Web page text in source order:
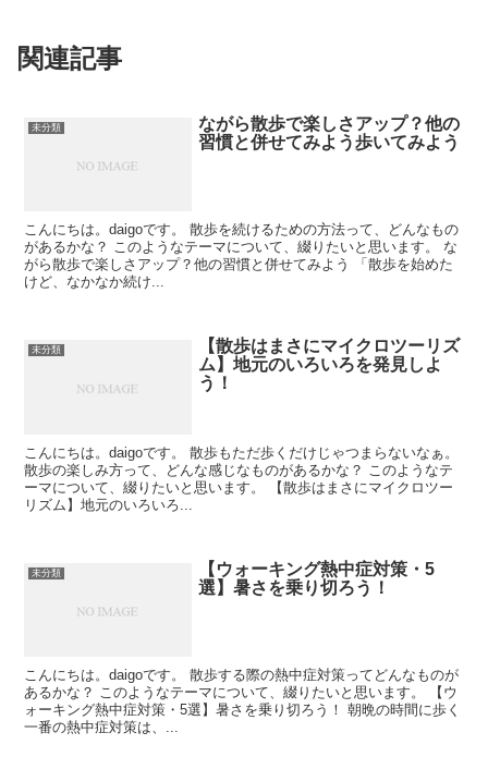
関連記事
未分類
ながら散歩で楽しさアップ？他の
習慣と併せてみよう歩いてみよう
こんにちは。daigoです。 散歩を続けるための方法って、どんなもの
があるかな？ このようなテーマについて、綴りたいと思います。 な
がら散歩で楽しさアップ？他の習慣と併せてみよう 「散歩を始めた
けど、なかなか続け...
未分類
【散歩はまさにマイクロツーリズ
ム】地元のいろいろを発見しよ
う！
こんにちは。daigoです。 散歩もただ歩くだけじゃつまらないなぁ。
散歩の楽しみ方って、どんな感じなものがあるかな？ このようなテ
ーマについて、綴りたいと思います。 【散歩はまさにマイクロツー
リズム】地元のいろいろ...
未分類
【ウォーキング熱中症対策・5
選】暑さを乗り切ろう！
こんにちは。daigoです。 散歩する際の熱中症対策ってどんなものが
あるかな？ このようなテーマについて、綴りたいと思います。 【ウ
ォーキング熱中症対策・5選】暑さを乗り切ろう！ 朝晩の時間に歩く
一番の熱中症対策は、...